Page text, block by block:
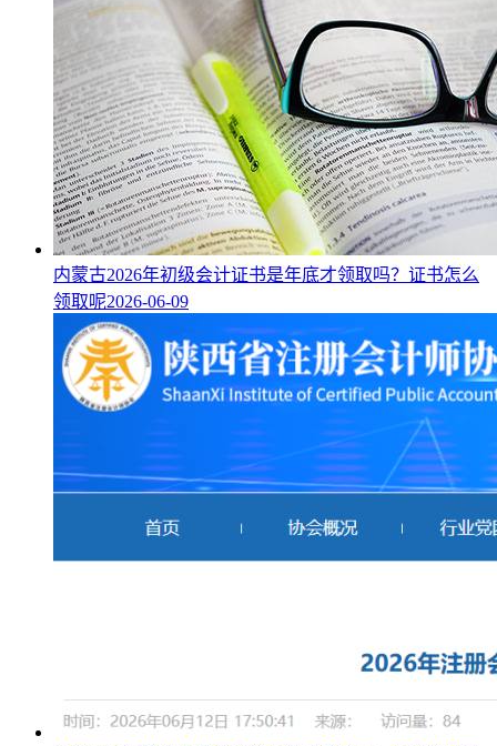
内蒙古2026年初级会计证书是年底才领取吗？证书怎么
领取呢2026-06-09